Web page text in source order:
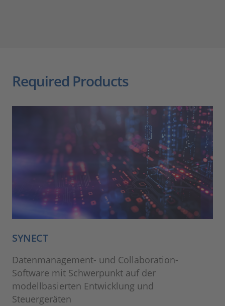
Required Products
SYNECT
Datenmanagement- und Collaboration-
Software mit Schwerpunkt auf der
modellbasierten Entwicklung und
Steuergeräten